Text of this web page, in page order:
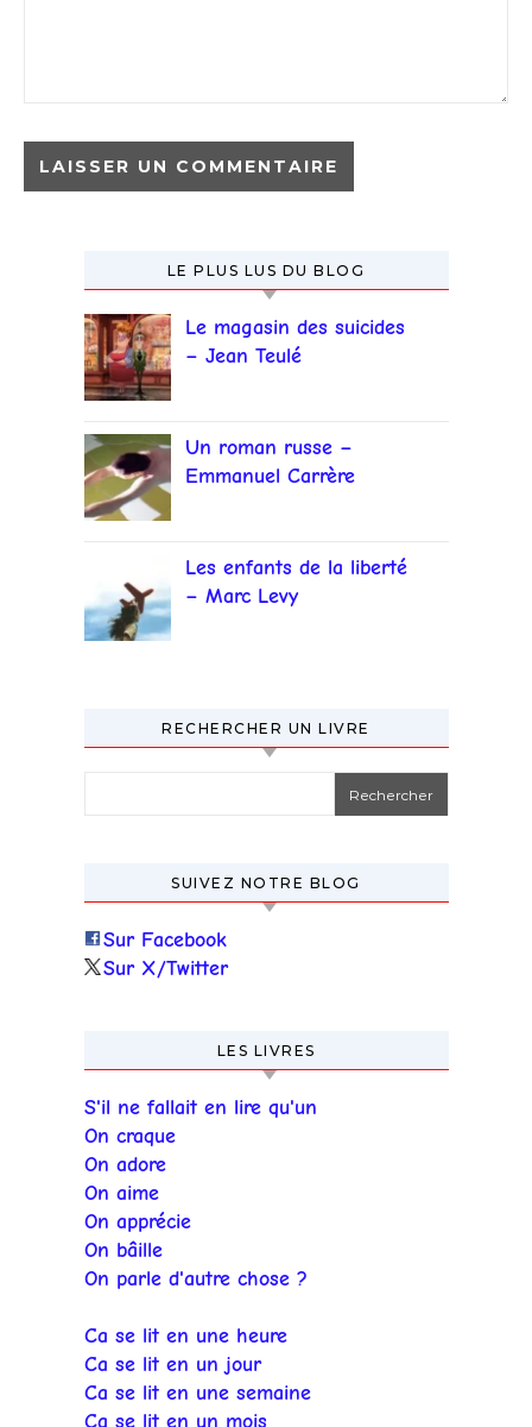
LE PLUS LUS DU BLOG
Le magasin des suicides
– Jean Teulé
Un roman russe –
Emmanuel Carrère
Les enfants de la liberté
– Marc Levy
RECHERCHER UN LIVRE
SUIVEZ NOTRE BLOG
Sur Facebook
Sur X/Twitter
LES LIVRES
S'il ne fallait en lire qu'un
On craque
On adore
On aime
On apprécie
On bâille
On parle d'autre chose ?
Ca se lit en une heure
Ca se lit en un jour
Ca se lit en une semaine
Ca se lit en un mois